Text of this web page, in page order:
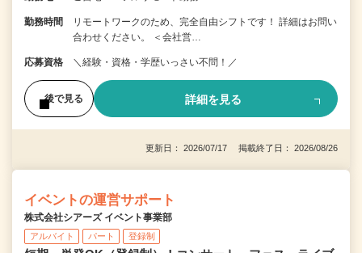
勤務時間
リモートワークのため、完全自由シフトです！ 詳細はお問い
合わせください。 ＜会社営…
応募資格 ＼経験・資格・学歴いっさい不問！／
後で見る 詳細を見る
更新日： 2026/07/17 掲載終了日： 2026/08/26
イベントの運営サポート
株式会社シアーズ イベント事業部
アルバイト パート 登録制